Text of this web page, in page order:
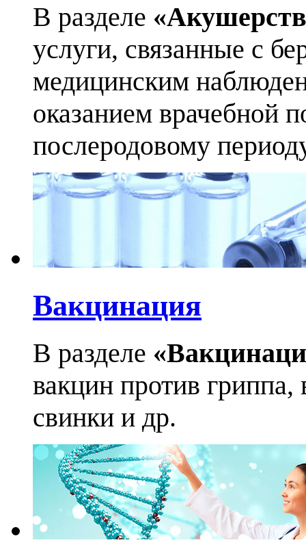
В разделе
услуги, связанные с
медицинским
оказанием врачебной
послеродовому
Вакцинация
В разделе
вакцин против гриппа,
свинки и др.